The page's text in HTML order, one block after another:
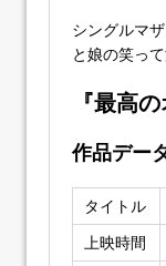
シングルマ
と娘の笑っ
『最高
作品デー
タイトル
上映時間